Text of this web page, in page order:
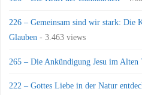
226 – Gemeinsam sind wir stark: Die
Glauben - 3.463 views
265 – Die Ankündigung Jesu im Alten
222 – Gottes Liebe in der Natur